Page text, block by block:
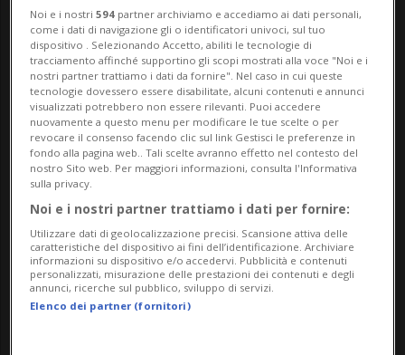
può certo dire che fosse tutto rose e fiori:
disoccupazione, dumpin...
🔐 Sblocca il nostro archivio
esclusivo!
Sottoscrivi un abbonamentoArchivioper
leggere questo articolo, oppure scegli
MyTioAboper accedere all'archivio e
navigare su sito e app senza pubblicità.
ACCEDI
Noi e i nostri594 partner archiviamo e accediamo ai dati personali,
come i dati di navigazione gli o identificatori univoci, sul tuo
dispositivo . Selezionando Accetto, abiliti le tecnologie di
tracciamento affinché supportino gli scopi mostrati alla voce "Noi e i
nostri partner trattiamo i dati da fornire". Nel caso in cui queste
tecnologie dovessero essere disabilitate, alcuni contenuti e annunci
visualizzati potrebbero non essere rilevanti. Puoi accedere
nuovamente a questo menu per modificare le tue scelte o per
revocare il consenso facendo clic sul link Gestisci le preferenze in
fondo alla pagina web.. Tali scelte avranno effetto nel contesto del
nostro Sito web. Per maggiori informazioni, consulta l'Informativa
sulla privacy.
Noi e i nostri partner trattiamo i dati per fornire:
Utilizzare dati di geolocalizzazione precisi. Scansione attiva delle
caratteristiche del dispositivo ai fini dell’identificazione. Archiviare
informazioni su dispositivo e/o accedervi. Pubblicità e contenuti
personalizzati, misurazione delle prestazioni dei contenuti e degli
annunci, ricerche sul pubblico, sviluppo di servizi.
Elenco dei partner (fornitori)